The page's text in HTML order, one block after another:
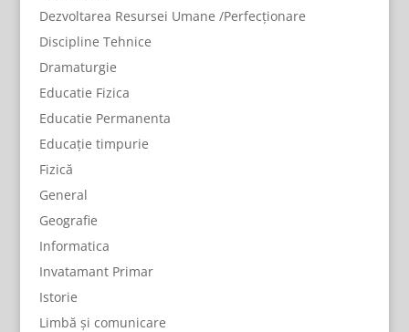
Dezvoltarea Resursei Umane /Perfecționare
Discipline Tehnice
Dramaturgie
Educatie Fizica
Educatie Permanenta
Educație timpurie
Fizică
General
Geografie
Informatica
Invatamant Primar
Istorie
Limbă și comunicare